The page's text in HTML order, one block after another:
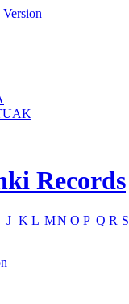
Records
J K L MN O P Q R S